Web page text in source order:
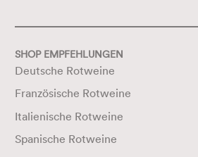
SHOP EMPFEHLUNGEN
Deutsche Rotweine
Französische Rotweine
Italienische Rotweine
Spanische Rotweine